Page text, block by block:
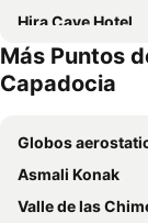
Hira Cave Hotel
Amber Cave
Alaca Cave
Turan
Cappadocia inans Cave &
Family Cave
Más Puntos
Capadocia
Globos
Asmali Konak
Valle de las